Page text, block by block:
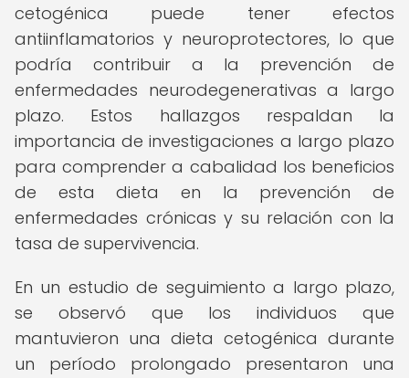
cetogénica puede tener efectos
antiinflamatorios y neuroprotectores, lo que
podría contribuir a la prevención de
enfermedades neurodegenerativas a largo
plazo. Estos hallazgos respaldan la
importancia de investigaciones a largo plazo
para comprender a cabalidad los beneficios
de esta dieta en la prevención de
enfermedades crónicas y su relación con la
tasa de supervivencia.
En un estudio de seguimiento a largo plazo,
se observó que los individuos que
mantuvieron una dieta cetogénica durante
un período prolongado presentaron una